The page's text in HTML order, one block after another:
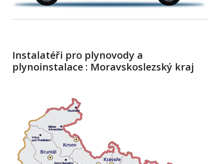
Instalatéři pro plynovody a
plynoinstalace : Moravskoslezský kraj